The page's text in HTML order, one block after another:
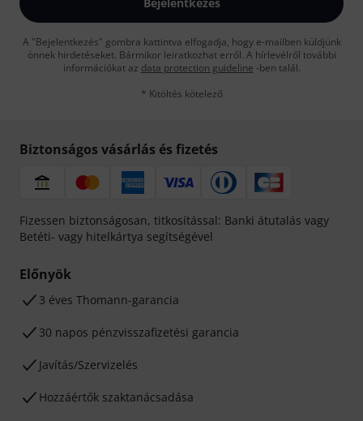
Bejelentkezés
A "Bejelentkezés" gombra kattintva elfogadja, hogy e-mailben küldjünk
önnek hirdetéseket. Bármikor leiratkozhat erről. A hírlevélről további
információkat az data protection guideline -ben talál.
* Kitöltés kötelező
Biztonságos vásárlás és fizetés
Fizessen biztonságosan, titkosítással: Banki átutalás vagy
Betéti- vagy hitelkártya segítségével
Előnyök
3 éves Thomann-garancia
30 napos pénzvisszafizetési garancia
Javítás/Szervizelés
Hozzáértők szaktanácsadása